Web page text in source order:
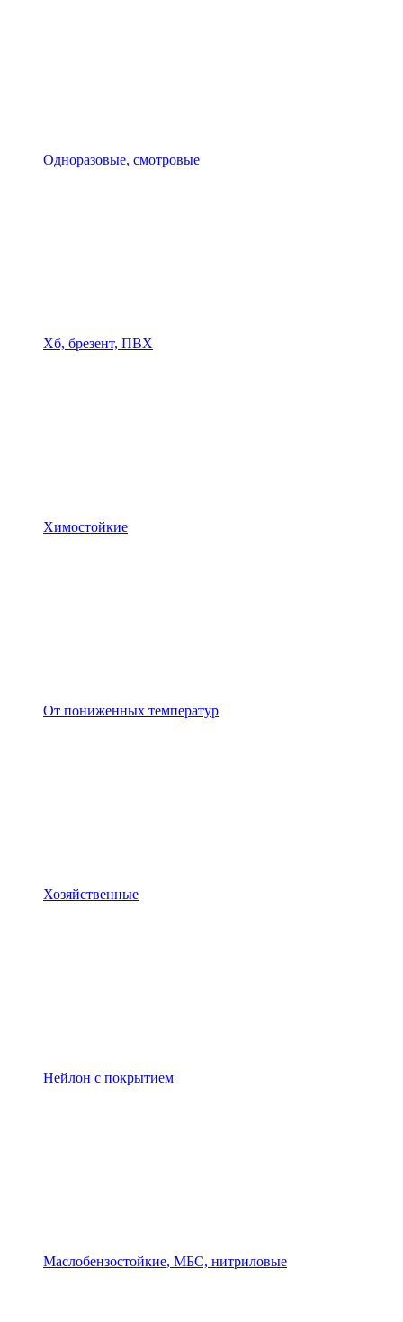
Одноразовые, смотровые
Хб, брезент, ПВХ
Химостойкие
От пониженных температур
Хозяйственные
Нейлон с покрытием
Маслобензостойкие, МБС, нитриловые